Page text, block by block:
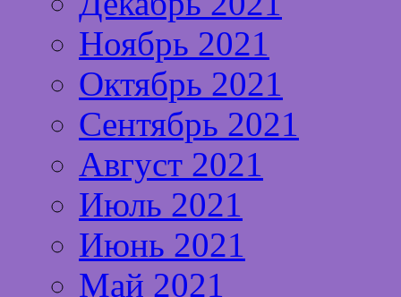
Ноябрь 2021
Октябрь 2021
Сентябрь 2021
Август 2021
Июль 2021
Июнь 2021
Май 2021